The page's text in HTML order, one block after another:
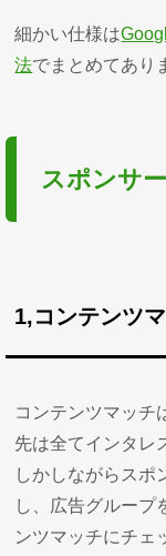
細かい仕様は
法でまとめてあり
スポンサ
1,コンテンツ
コンテンツマッチ
先は全てインタレ
しかしながらスポ
し、広告グループ
ンツマッチにチェ